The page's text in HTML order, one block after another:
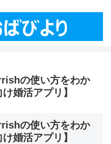
の使い方をわか
婚活アプリ】
の使い方をわか
婚活アプリ】